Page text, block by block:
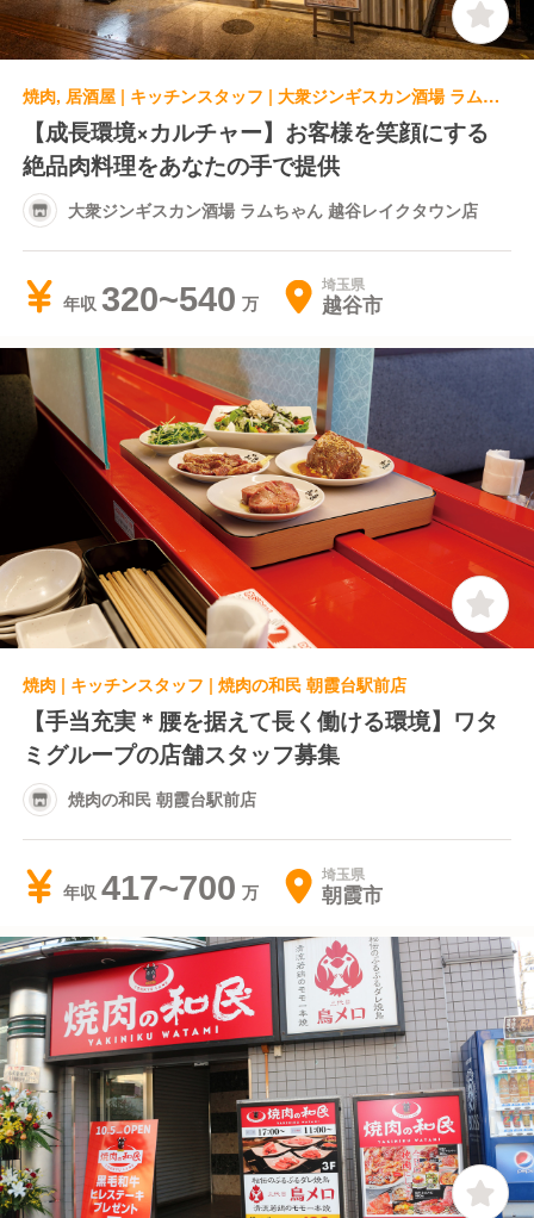
焼肉, 居酒屋 | キッチンスタッフ | 大衆ジンギスカン酒場 ラムちゃん 越谷レイクタウン店
【成長環境×カルチャー】お客様を笑顔にする
絶品肉料理をあなたの手で提供
大衆ジンギスカン酒場 ラムちゃん 越谷レイクタウン店
年収 320~540 埼玉県
越谷市
焼肉 | キッチンスタッフ | 焼肉の和民 朝霞台駅前店
【手当充実＊腰を据えて長く働ける環境】ワタ
ミグループの店舗スタッフ募集
焼肉の和民 朝霞台駅前店
年収 417~700 埼玉県
朝霞市